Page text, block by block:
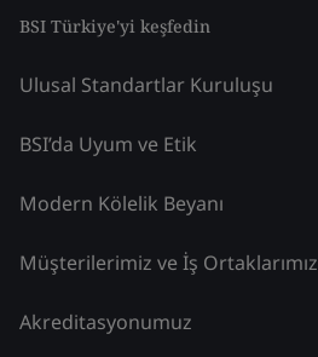
BSI Türkiye'yi keşfedin
Ulusal Standartlar Kuruluşu
BSI’da Uyum ve Etik
Modern Kölelik Beyanı
Müşterilerimiz ve İş Ortaklarımız
Akreditasyonumuz